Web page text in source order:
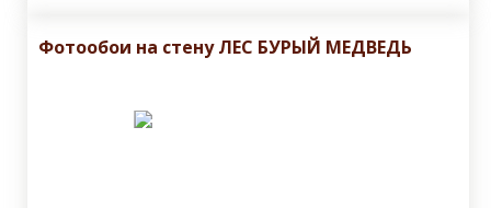
Фотообои на стену ЛЕС БУРЫЙ МЕДВЕДЬ